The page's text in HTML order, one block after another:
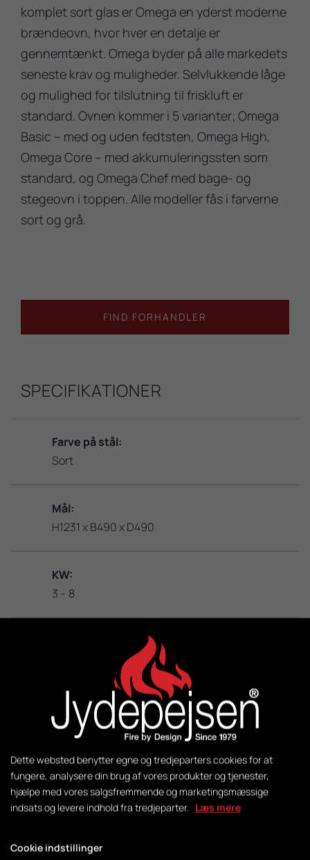
komplet sort glas er Omega en yderst moderne
brændeovn, hvor hver en detalje er
gennemtænkt. Omega byder på alle markedets
seneste krav og muligheder. Selvlukkende låge
og mulighed for tilslutning til friskluft er
standard. Ovnen kommer i 5 varianter; Omega
Basic – med og uden fedtsten, Omega High,
Omega Core – med akkumuleringssten som
standard, og Omega Chef med bage- og
stegeovn i toppen. Alle modeller fås i farverne
sort og grå.
FIND FORHANDLER
SPECIFIKATIONER
Farve på stål:
Sort
Mål:
H1231 x B490 x D490
KW:
3 – 8
Vægt:
144 kg
Styring:
DuplicAir®
Brændkammermål:
Dette websted benytter egne og tredjeparters cookies for at
fungere, analysere din brug af vores produkter og tjenester,
hjælpe med vores salgsfremmende og marketingsmæssige
indsats og levere indhold fra tredjeparter. Læs mere
Cookie indstillinger